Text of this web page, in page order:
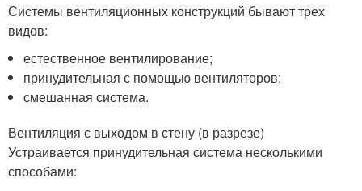
Системы вентиляционных конструкций бывают трех
видов:
естественное вентилирование;
принудительная с помощью вентиляторов;
смешанная система.
Вентиляция с выходом в стену (в разрезе)
Устраивается принудительная система несколькими
способами: